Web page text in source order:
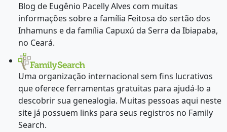
Blog de Eugênio Pacelly Alves com muitas
informações sobre a família Feitosa do sertão dos
Inhamuns e da família Capuxú da Serra da Ibiapaba,
no Ceará.
Uma organização internacional sem fins lucrativos
que oferece ferramentas gratuitas para ajudá-lo a
descobrir sua genealogia. Muitas pessoas aqui neste
site já possuem links para seus registros no Family
Search.